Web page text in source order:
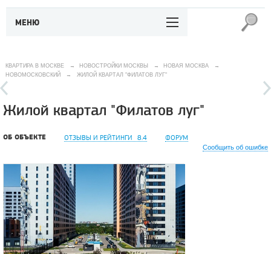
МЕНЮ
КВАРТИРА В МОСКВЕ → НОВОСТРОЙКИ МОСКВЫ → НОВАЯ МОСКВА
→
НОВОМОСКОВСКИЙ
→ ЖИЛОЙ КВАРТАЛ "ФИЛАТОВ ЛУГ"
Жилой квартал "Филатов луг"
ОБ ОБЪЕКТЕ ОТЗЫВЫ И РЕЙТИНГИ 8.4 ФОРУМ
Сообщить об ошибке